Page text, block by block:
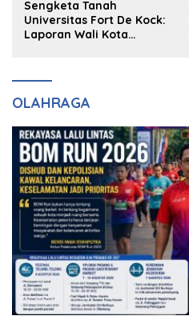
Sengketa Tanah
Universitas Fort De Kock:
Laporan Wali Kota
OLAHRAGA